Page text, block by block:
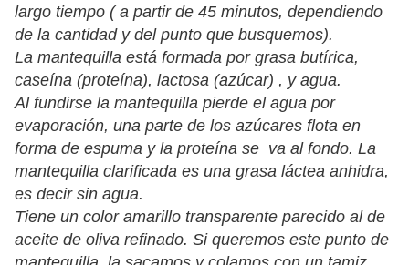
largo tiempo ( a partir de 45 minutos, dependiendo
de la cantidad y del punto que busquemos).
La mantequilla está formada por grasa butírica,
caseína (proteína), lactosa (azúcar) , y agua.
Al fundirse la mantequilla pierde el agua por
evaporación, una parte de los azúcares flota en
forma de espuma y la proteína se va al fondo. La
mantequilla clarificada es una grasa láctea anhidra,
es decir sin agua.
Tiene un color amarillo transparente parecido al de
aceite de oliva refinado. Si queremos este punto de